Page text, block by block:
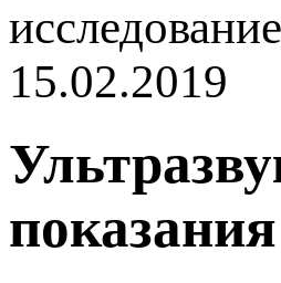
15.02.2019
оказания